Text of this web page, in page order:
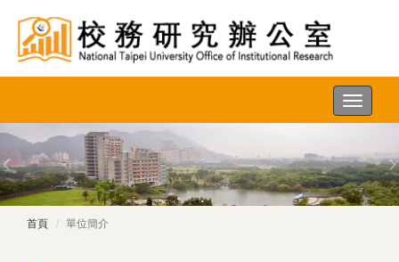
主
選
首頁 單位簡介